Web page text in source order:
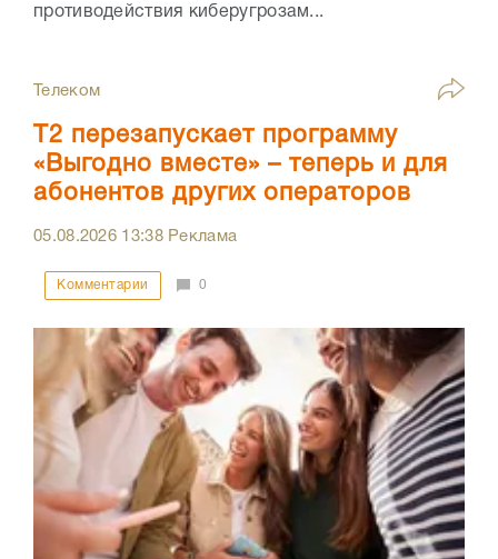
противодействия киберугрозам...
Телеком
Т2 перезапускает программу
«Выгодно вместе» – теперь и для
абонентов других операторов
05.08.2026 13:38Реклама
Комментарии 0